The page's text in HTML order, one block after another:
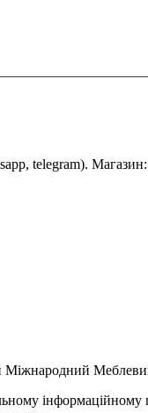
telegram).
Міжнародний
інформаційному